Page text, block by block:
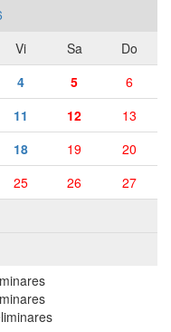
Vi Sa
Do
4 5
6
11 12
13
18 19
20
25 26
27